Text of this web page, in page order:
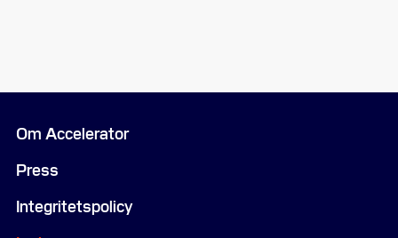
Om Accelerator
Press
Integritetspolicy